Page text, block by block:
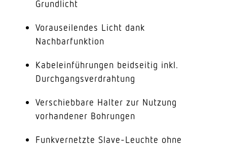
Grundlicht
Vorauseilendes Licht dank
Nachbarfunktion
Kabeleinführungen beidseitig inkl.
Durchgangsverdrahtung
Verschiebbare Halter zur Nutzung
vorhandener Bohrungen
Funkvernetzte Slave-Leuchte ohne